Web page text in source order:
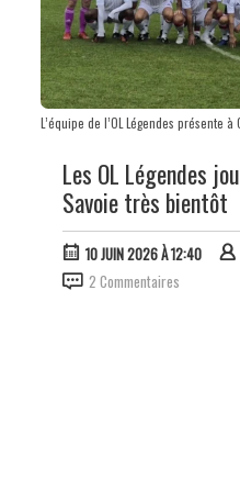
L’équipe de l’OL Légendes présente
Les OL Légendes
Savoie très bientôt
10 JUIN 2026 À 12:40
2 Commentaires